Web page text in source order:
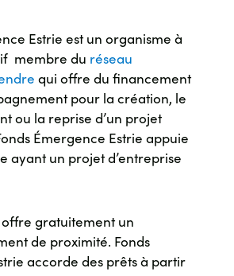
Estrie est un organisme à
membre du réseau
qui offre du financement
pour la création, le
ou la reprise d’un projet
Émergence Estrie appuie
ayant un projet d’entreprise
offre gratuitement un
de proximité. Fonds
accorde des prêts à partir